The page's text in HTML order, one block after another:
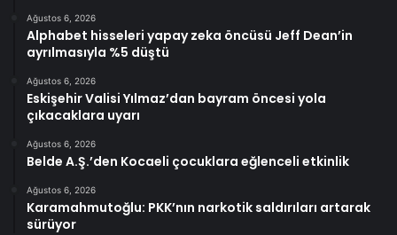
Ağustos 6, 2026
Alphabet hisseleri yapay zeka öncüsü Jeff Dean’in
ayrılmasıyla %5 düştü
Ağustos 6, 2026
Eskişehir Valisi Yılmaz’dan bayram öncesi yola
çıkacaklara uyarı
Ağustos 6, 2026
Belde A.Ş.’den Kocaeli çocuklara eğlenceli etkinlik
Ağustos 6, 2026
Karamahmutoğlu: PKK’nın narkotik saldırıları artarak
sürüyor